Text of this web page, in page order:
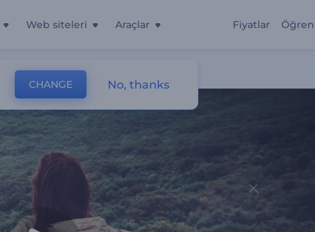
Web siteleri Araçlar Fiyatlar Öğren
CHANGE No, thanks